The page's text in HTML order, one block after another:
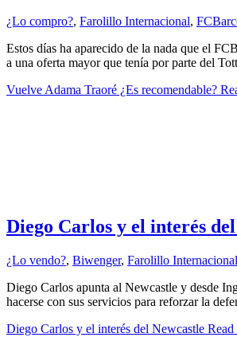
¿Lo compro?, Farolillo Internacional,
Estos días ha aparecido de la nada que el
a una oferta mayor que tenía por parte del
Vuelve Adama Traoré ¿Es recomendable?
Diego Carlos y el interés
¿Lo vendo?, Biwenger, Farolillo Internacional
Diego Carlos apunta al Newcastle y desde
hacerse con sus servicios para reforzar la
Diego Carlos y el interés del Newcastle